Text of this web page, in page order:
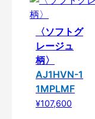
〈ソフトグ
レージュ
柄〉
AJ1HVN-1
1MPLMF
¥107,600